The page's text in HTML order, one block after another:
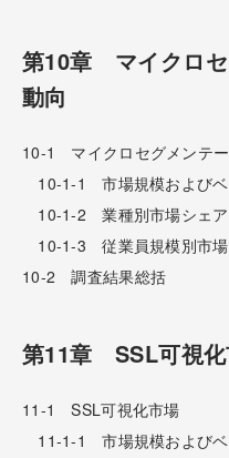
第10章 マイクロ
動向
10-1 マイクロセグメンテ
10-1-1 市場規模およびベ
10-1-2 業種別市場シェア
10-1-3 従業員規模別市場
10-2 調査結果総括
第11章 SSL可視化
11-1 SSL可視化市場
11-1-1 市場規模およびベ